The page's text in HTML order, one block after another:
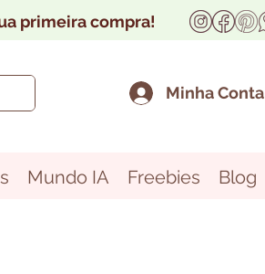
primeira compra!
Minha Conta
Mundo IA Freebies Blog